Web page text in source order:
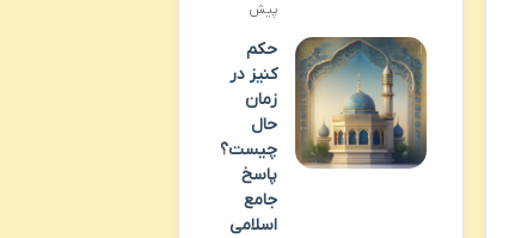
پیش
حکم
کنیز در
زمان
حال
چیست؟
پاسخ
جامع
اسلامی